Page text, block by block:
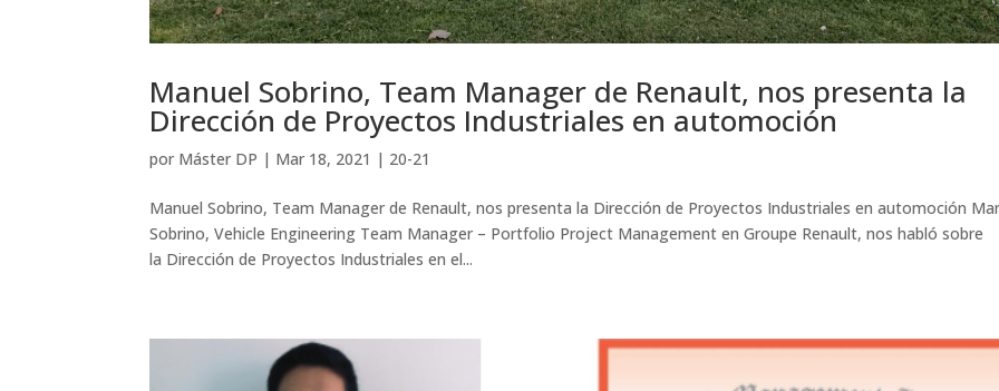
Manuel Sobrino, Team Manager de Renault, nos presenta la
Dirección de Proyectos Industriales en automoción
por Máster DP | Mar 18, 2021 | 20-21
Manuel Sobrino, Team Manager de Renault, nos presenta la Dirección de Proyectos Industriales en automoción
Sobrino, Vehicle Engineering Team Manager – Portfolio Project Management en Groupe Renault, nos habló sobre
la Dirección de Proyectos Industriales en el...